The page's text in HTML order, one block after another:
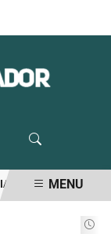
RIEDEL É O
MENU